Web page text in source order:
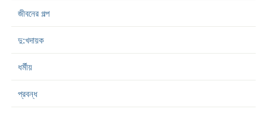
জীবনের গল্প
দু:খদায়ক
ধর্মীয়
প্রবন্ধ